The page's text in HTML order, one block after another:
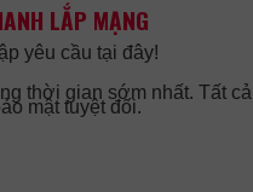
LẮP MẠNG
yêu cầu tại đây!
thời gian sớm nhất. Tất cả
mật tuyệt đối.